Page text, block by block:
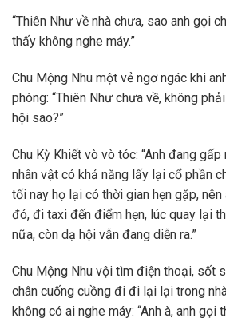
“Thiên Như về nhà chưa, sao anh gọi
thấy không nghe máy.”
Chu Mộng Nhu một vẻ ngơ ngác khi
phòng: “Thiên Như chưa về, không
hội sao?”
Chu Kỳ Khiết vò vò tóc: “Anh đang
nhân vật có khả năng lấy lại cổ phần
tối nay họ lại có thời gian hẹn gặp,
đó, đi taxi đến điểm hẹn, lúc quay lại
nữa, còn dạ hội vẫn đang diễn ra.”
Chu Mộng Nhu vội tìm điện thoại, sốt
chân cuống cuồng đi đi lại lại trong
không có ai nghe máy: “Anh à, anh gọi